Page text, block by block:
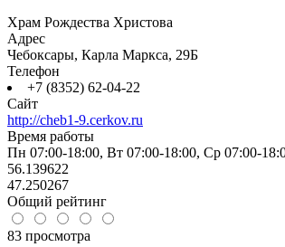
Храм Рождества Христова
Адрес
Чебоксары, Карла Маркса, 29Б
Телефон
+7 (8352) 62-04-22
Сайт
http://cheb1-9.cerkov.ru
Время работы
Пн 07:00-18:00, Вт 07:00-18:00, Ср 07:00-
56.139622
47.250267
Общий рейтинг
83 просмотра